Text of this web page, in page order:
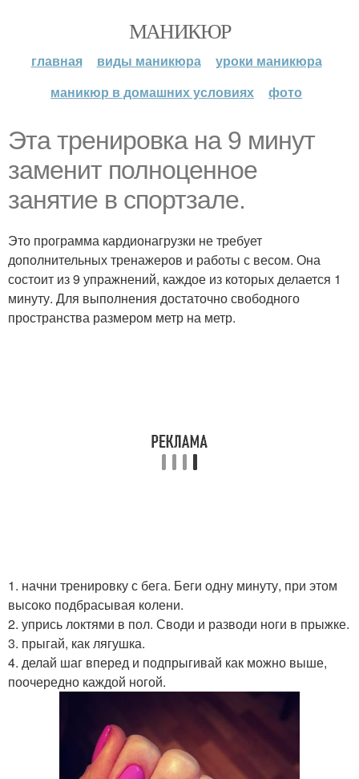
МАНИКЮР
главная виды маникюра
уроки маникюра
маникюр в домашних условиях
фото
Эта тренировка на 9 минут
заменит полноценное
занятие в спортзале.
Это программа кардионагрузки не требует
дополнительных тренажеров и работы с весом. Она
состоит из 9 упражнений, каждое из которых делается 1
минуту. Для выполнения достаточно свободного
пространства размером метр на метр.
1. начни тренировку с бега. Беги одну минуту, при этом
высоко подбрасывая колени.
2. упрись локтями в пол. Своди и разводи ноги в прыжке.
3. прыгай, как лягушка.
4. делай шаг вперед и подпрыгивай как можно выше,
поочередно каждой ногой.